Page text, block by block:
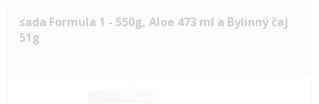
sada Formula 1 - 550g, Aloe 473 ml a Bylinný čaj
51g